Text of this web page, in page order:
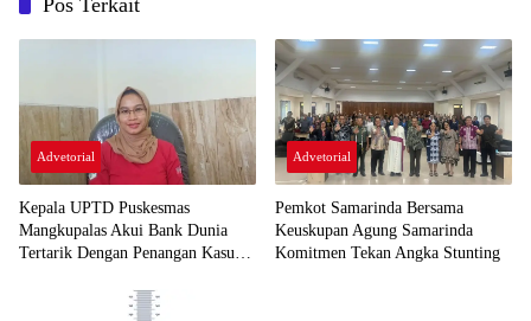
Pos Terkait
Advetorial
Kepala UPTD Puskesmas
Mangkupalas Akui Bank Dunia
Tertarik Dengan Penangan Kasus
Advetorial
Pemkot Samarinda Bersama
Keuskupan Agung Samarinda
Komitmen Tekan Angka Stunting